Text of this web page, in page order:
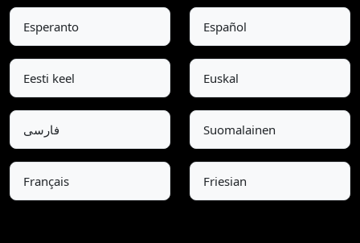
Esperanto Español
Eesti keel Euskal
فارسی Suomalainen
Français Friesian